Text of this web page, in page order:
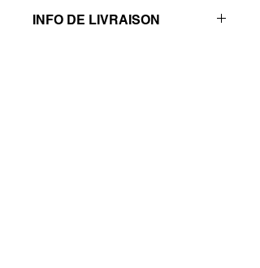
INFO DE LIVRAISON